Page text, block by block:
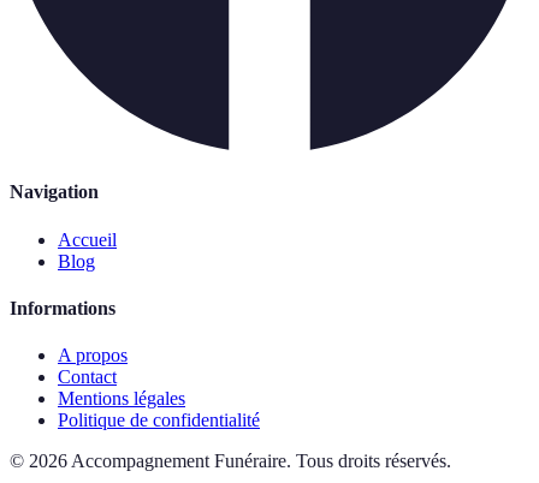
Navigation
Accueil
Blog
Informations
A propos
Contact
Mentions légales
Politique de confidentialité
© 2026 Accompagnement Funéraire. Tous droits réservés.